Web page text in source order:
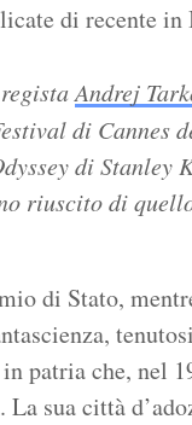
di recente
registaAndrej
di Cannes
di Stanley
riuscito di
di Stato,
patria che, nel
sua città